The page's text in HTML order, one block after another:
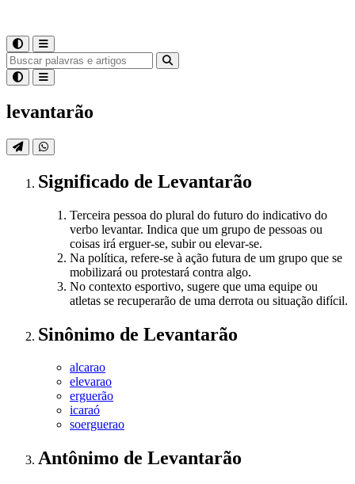
levantarão
Significado de Levantarão
Terceira pessoa do plural do futuro do indicativo do
verbo levantar. Indica que um grupo de pessoas ou
coisas irá erguer-se, subir ou elevar-se.
Na política, refere-se à ação futura de um grupo que se
mobilizará ou protestará contra algo.
No contexto esportivo, sugere que uma equipe ou
atletas se recuperarão de uma derrota ou situação difícil.
Sinônimo de Levantarão
alcarao
elevarao
erguerão
icaraó
soerguerao
Antônimo de Levantarão